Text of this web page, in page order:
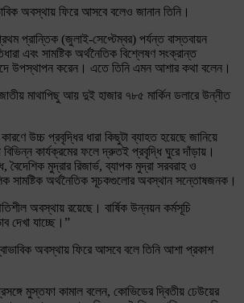
অবস্থায় ফিরে আসবে বলেও জানান তিনি।
প্রান্তিক (জুলাই-সেপ্টেম্বর) পর্যন্ত বাস্তবায়ন
এবং সামষ্টিক অর্থনৈতিক বিশ্লেষণ সংক্রান্ত
উপস্থাপন করেন। এতে তিনি এমন আশার কথা বলেন।
মাথাপিছু আয় দুই হাজার ৭৮৫ মার্কিন ডলারে উন্নীত
উচ্চ প্রবৃদ্ধির ধারা কিছুটা ব্যাহত হয়েছে জানিয়ে
বিভিন্ন কার্যক্রমের ফলে দ্রুতই প্রবৃদ্ধি ঘুরে দাঁড়ায়।
মুদ্রার রিজার্ভ, ব্যাপক মুদ্রা সরবরাহ ও
সামষ্টিক অর্থনৈতিক সূচকগুলোর অবস্থান সন্তোষজনক।
অবস্থায় রয়েছে। বার্ষিক উন্নয়ন কর্মসূচি
দেখা যাচ্ছে।”
অবস্থায় ফিরে আসবে বলে তিনি আশা প্রকাশ
মুস্তফা কামাল বলেন, কোভিডের দ্বিতীয় ঢেউয়ের